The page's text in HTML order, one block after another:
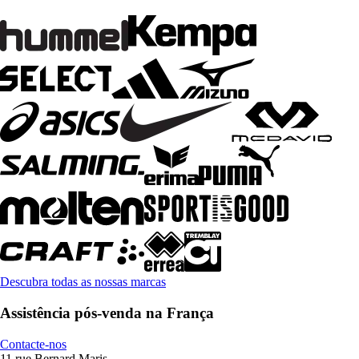
Descubra todas as nossas marcas
Assistência pós-venda na França
Contacte-nos